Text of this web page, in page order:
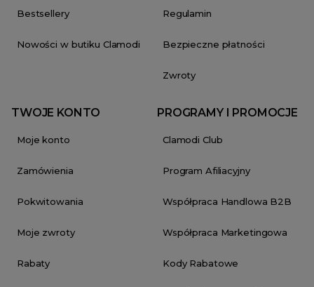
Bestsellery
Nowości w butiku Clamodi
Regulamin
Bezpieczne płatności
Zwroty
TWOJE KONTO
Moje konto
Zamówienia
Pokwitowania
Moje zwroty
Rabaty
PROGRAMY I PROMOCJE
Clamodi Club
Program Afiliacyjny
Współpraca Handlowa B2B
Współpraca Marketingowa
Kody Rabatowe